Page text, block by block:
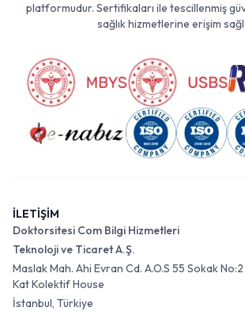
platformudur. Sertifikaları ile tescillenmiş
sağlık hizmetlerine erişim
İLETİŞİM
Doktorsitesi Com Bilgi Hizmetleri
Teknoloji ve Ticaret A.Ş.
Maslak Mah. Ahi Evran Cd. A.O.S 55 Sokak
Kat Kolektif House
İstanbul, Türkiye